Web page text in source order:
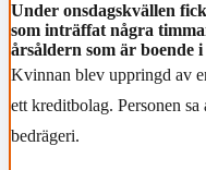
Under onsdagskvällen
som inträffat några
årsåldern som är boende
Kvinnan blev uppringd av
ett kreditbolag. Personen
bedrägeri.